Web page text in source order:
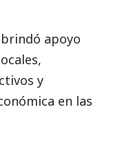
apoyo
y
en las